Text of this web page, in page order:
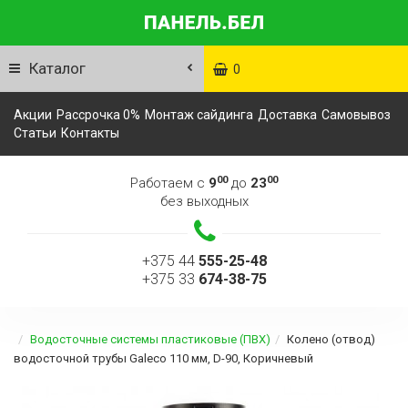
Каталог 0
Акции Рассрочка 0% Монтаж сайдинга Доставка Самовывоз
Статьи Контакты
Работаем с 900до 2300
без выходных
+375 44 555-25-48
+375 33 674-38-75
Водосточные системы пластиковые (ПВХ)
Колено (отвод)
водосточной трубы Galeco 110 мм, D-90, Коричневый